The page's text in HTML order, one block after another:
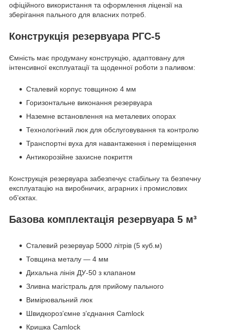
офіційного використання та оформлення ліцензії на
зберігання пального для власних потреб.
Конструкція резервуара РГС-5
Ємність має продуману конструкцію, адаптовану для
інтенсивної експлуатації та щоденної роботи з паливом:
Сталевий корпус товщиною 4 мм
Горизонтальне виконання резервуара
Наземне встановлення на металевих опорах
Технологічний люк для обслуговування та контролю
Транспортні вуха для навантаження і переміщення
Антикорозійне захисне покриття
Конструкція резервуара забезпечує стабільну та безпечну
експлуатацію на виробничих, аграрних і промислових
об’єктах.
Базова комплектація резервуара 5 м³
Сталевий резервуар 5000 літрів (5 куб.м)
Товщина металу — 4 мм
Дихальна лінія ДУ-50 з клапаном
Зливна магістраль для прийому пального
Вимірювальний люк
Швидкороз’ємне з’єднання Camlock
Кришка Camlock